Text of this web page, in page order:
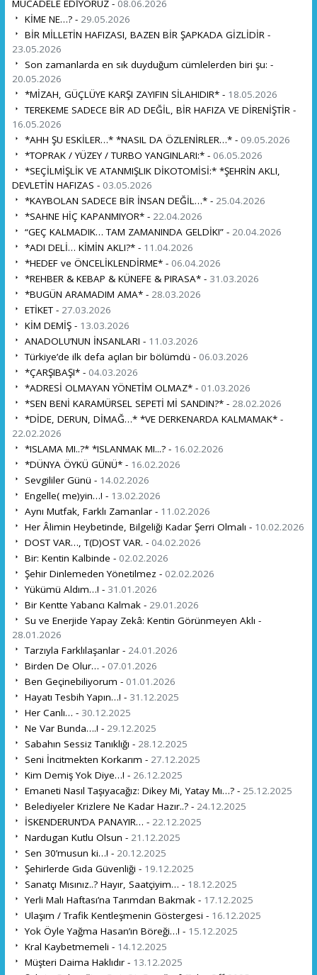
MÜCADELE EDİYORUZ - 08.06.2026
KİME NE…? - 29.05.2026
BİR MİLLETİN HAFIZASI, BAZEN BİR ŞAPKADA GİZLİDİR -
23.05.2026
Son zamanlarda en sık duyduğum cümlelerden biri şu: -
20.05.2026
*MİZAH, GÜÇLÜYE KARŞI ZAYIFIN SİLAHIDIR* - 18.05.2026
TEREKEME SADECE BİR AD DEĞİL, BİR HAFIZA VE DİRENİŞTİR -
16.05.2026
*AHH ŞU ESKİLER…* *NASIL DA ÖZLENİRLER…* - 09.05.2026
*TOPRAK / YÜZEY / TURBO YANGINLARI:* - 06.05.2026
*SEÇİLMİŞLİK VE ATANMIŞLIK DİKOTOMİSİ:* *ŞEHRİN AKLI,
DEVLETİN HAFIZAS - 03.05.2026
*KAYBOLAN SADECE BİR İNSAN DEĞİL…* - 25.04.2026
*SAHNE HİÇ KAPANMIYOR* - 22.04.2026
“GEÇ KALMADIK… TAM ZAMANINDA GELDİK!” - 20.04.2026
*ADI DELİ… KİMİN AKLI?* - 11.04.2026
*HEDEF ve ÖNCELİKLENDİRME* - 06.04.2026
*REHBER & KEBAP & KÜNEFE & PIRASA* - 31.03.2026
*BUGÜN ARAMADIM AMA* - 28.03.2026
ETİKET - 27.03.2026
KİM DEMİŞ - 13.03.2026
ANADOLU’NUN İNSANLARI - 11.03.2026
Türkiye’de ilk defa açılan bir bölümdü - 06.03.2026
*ÇARŞIBAŞI* - 04.03.2026
*ADRESİ OLMAYAN YÖNETİM OLMAZ* - 01.03.2026
*SEN BENİ KARAMÜRSEL SEPETİ Mİ SANDIN?* - 28.02.2026
*DİDE, DERUN, DİMAĞ…* *VE DERKENARDA KALMAMAK* -
22.02.2026
*ISLAMA MI..?* *ISLANMAK MI...? - 16.02.2026
*DÜNYA ÖYKÜ GÜNÜ* - 16.02.2026
Sevgililer Günü - 14.02.2026
Engelle( me)yin…! - 13.02.2026
Aynı Mutfak, Farklı Zamanlar - 11.02.2026
Her Âlimin Heybetinde, Bilgeliği Kadar Şerri Olmalı - 10.02.2026
DOST VAR…, T(D)OST VAR. - 04.02.2026
Bir: Kentin Kalbinde - 02.02.2026
Şehir Dinlemeden Yönetilmez - 02.02.2026
Yükümü Aldım…! - 31.01.2026
Bir Kentte Yabancı Kalmak - 29.01.2026
Su ve Enerjide Yapay Zekâ: Kentin Görünmeyen Aklı -
28.01.2026
Tarzıyla Farklılaşanlar - 24.01.2026
Birden De Olur… - 07.01.2026
Ben Geçinebiliyorum - 01.01.2026
Hayatı Tesbih Yapın…! - 31.12.2025
Her Canlı… - 30.12.2025
Ne Var Bunda….! - 29.12.2025
Sabahın Sessiz Tanıklığı - 28.12.2025
Seni İncitmekten Korkarım - 27.12.2025
Kim Demiş Yok Diye…! - 26.12.2025
Emaneti Nasıl Taşıyacağız: Dikey Mi, Yatay Mı…? - 25.12.2025
Belediyeler Krizlere Ne Kadar Hazır..? - 24.12.2025
İSKENDERUN’DA PANAYIR… - 22.12.2025
Nardugan Kutlu Olsun - 21.12.2025
Sen 30’musun ki…! - 20.12.2025
Şehirlerde Gıda Güvenliği - 19.12.2025
Sanatçı Mısınız..? Hayır, Saatçiyim… - 18.12.2025
Yerli Malı Haftası’na Tarımdan Bakmak - 17.12.2025
Ulaşım / Trafik Kentleşmenin Göstergesi - 16.12.2025
Yok Öyle Yağma Hasan’ın Böreği…! - 15.12.2025
Kral Kaybetmemeli - 14.12.2025
Müşteri Daima Haklıdır - 13.12.2025